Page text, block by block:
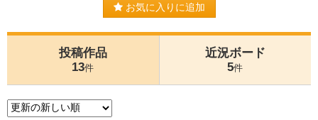
お気に入りに追加
投稿作品
13件
近況ボード
5件